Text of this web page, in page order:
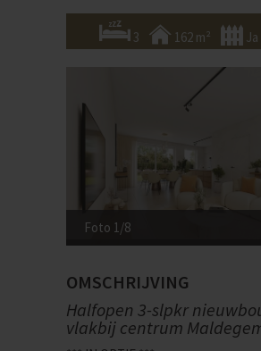
3 162 m² Ja
Foto 1/8
OMSCHRIJVING
Halfopen 3-slpkr
vlakbij centrum